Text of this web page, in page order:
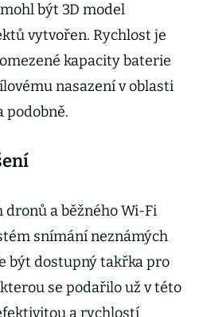
být 3D model
vytvořen. Rychlost je
kapacity baterie
nasazení v oblasti
podobně.
a běžného Wi-Fi
snímání neznámých
být dostupný takřka pro
se podařilo už v této
a rychlostí